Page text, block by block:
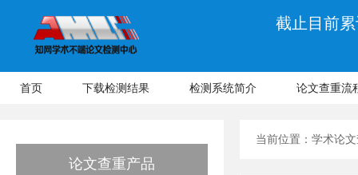
截止目前
首页 下载检测结果 检测系统简介 论文查重流
论文查重产品
当前位置： 学术论